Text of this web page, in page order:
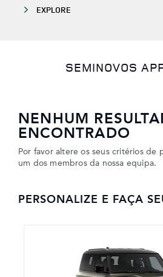
EXPLORE
SEMINOVOS
NENHUM
ENCONTRADO
Por favor altere os seus critérios de
um dos membros da nossa equipa.
PERSONALIZE E FAÇA